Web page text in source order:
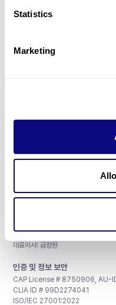
Statistics
Marketing
제휴문의
매달 뉴스레터를 통해 최
대표이사: 금창원
인증 및 정보 보안
CAP License # 8750906, AU-
CLIA ID # 99D2274041
ISO/IEC 27001:2022